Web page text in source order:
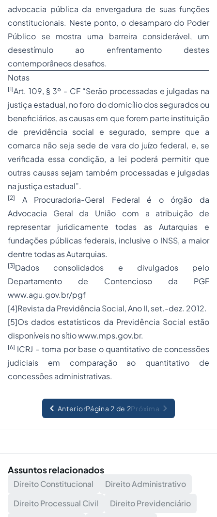
advocacia pública da envergadura de suas funções
constitucionais. Neste ponto, o desamparo do Poder
Público se mostra uma barreira considerável, um
desestímulo ao enfrentamento destes
contemporâneos desafios.
Notas
[1]Art. 109, § 3º - CF “Serão processadas e julgadas na
justiça estadual, no foro do domicílio dos segurados ou
beneficiários, as causas em que forem parte instituição
de previdência social e segurado, sempre que a
comarca não seja sede de vara do juízo federal, e, se
verificada essa condição, a lei poderá permitir que
outras causas sejam também processadas e julgadas
na justiça estadual”.
[2]
A Procuradoria-Geral Federal é o órgão da
Advocacia Geral da União com a atribuição de
representar juridicamente todas as Autarquias e
fundações públicas federais, inclusive o INSS, a maior
dentre todas as Autarquias.
[3]Dados consolidados e divulgados pelo
Departamento de Contencioso da PGF
www.agu.gov.br/pgf
[4]Revista da Previdência Social, Ano II, set.-dez. 2012.
[5]Os dados estatísticos da Previdência Social estão
disponíveis no sítio www.mps.gov.br.
[6] ICRJ – toma por base o quantitativo de concessões
judiciais em comparação ao quantitativo de
concessões administrativas.
AnteriorPágina 2 de 2Próxima
Assuntos relacionados
Direito Constitucional
Direito Administrativo
Direito Processual Civil
Direito Previdenciário